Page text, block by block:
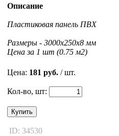
Описание
Пластиковая панель ПВХ
Размеры - 3000x250x8 мм
Цена за 1 шт (0.75 м2)
Цена: 181 руб. / шт.
Кол-во, шт:
Купить
ID: 34530